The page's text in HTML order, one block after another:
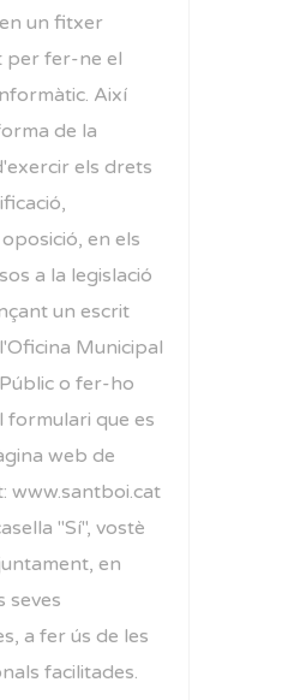
un fitxer
per fer-ne el
Així
de la
els drets
oposició, en els
a la legislació
un escrit
Municipal
o fer-ho
formulari que es
web de
www.santboi.cat
"Sí", vostè
en
seves
a fer ús de les
facilitades.